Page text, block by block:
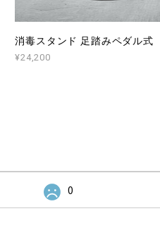
消毒スタンド 足踏みペダル
¥24,200
0